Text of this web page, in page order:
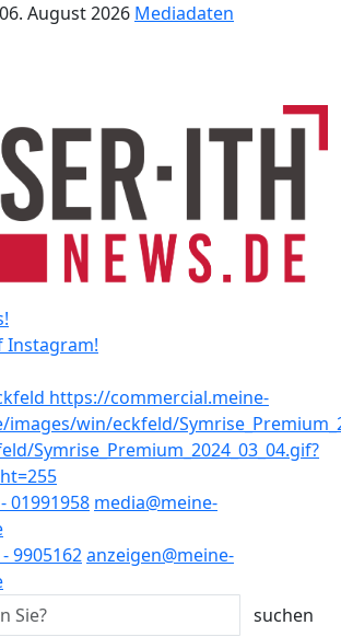
August 2026 Mediadaten
Instagram!
01991958 media@meine-
9905162anzeigen@meine-